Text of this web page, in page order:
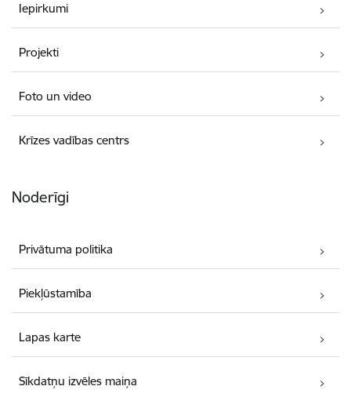
Iepirkumi
Projekti
Foto un video
Krīzes vadības centrs
Noderīgi
Privātuma politika
Piekļūstamība
Lapas karte
Sīkdatņu izvēles maiņa